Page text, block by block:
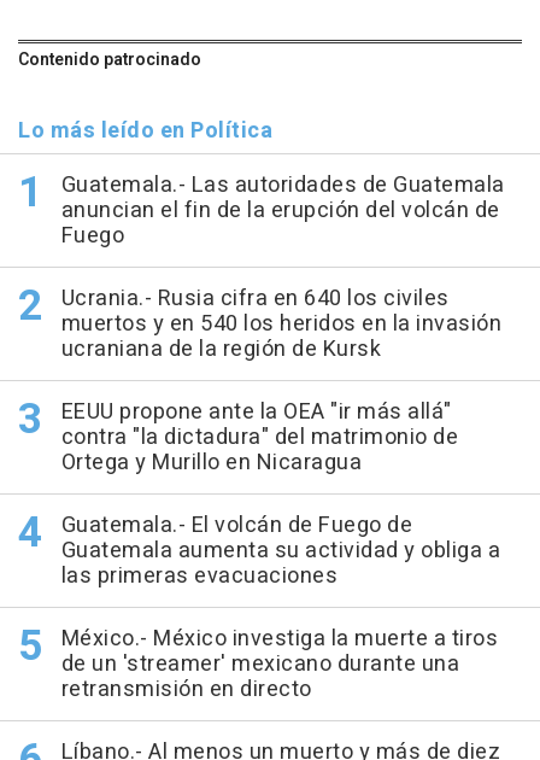
Contenido patrocinado
Lo más leído en Política
Guatemala.- Las autoridades de Guatemala
anuncian el fin de la erupción del volcán de
Fuego
Ucrania.- Rusia cifra en 640 los civiles
muertos y en 540 los heridos en la invasión
ucraniana de la región de Kursk
EEUU propone ante la OEA "ir más allá"
contra "la dictadura" del matrimonio de
Ortega y Murillo en Nicaragua
Guatemala.- El volcán de Fuego de
Guatemala aumenta su actividad y obliga a
las primeras evacuaciones
México.- México investiga la muerte a tiros
de un 'streamer' mexicano durante una
retransmisión en directo
Líbano.- Al menos un muerto y más de diez